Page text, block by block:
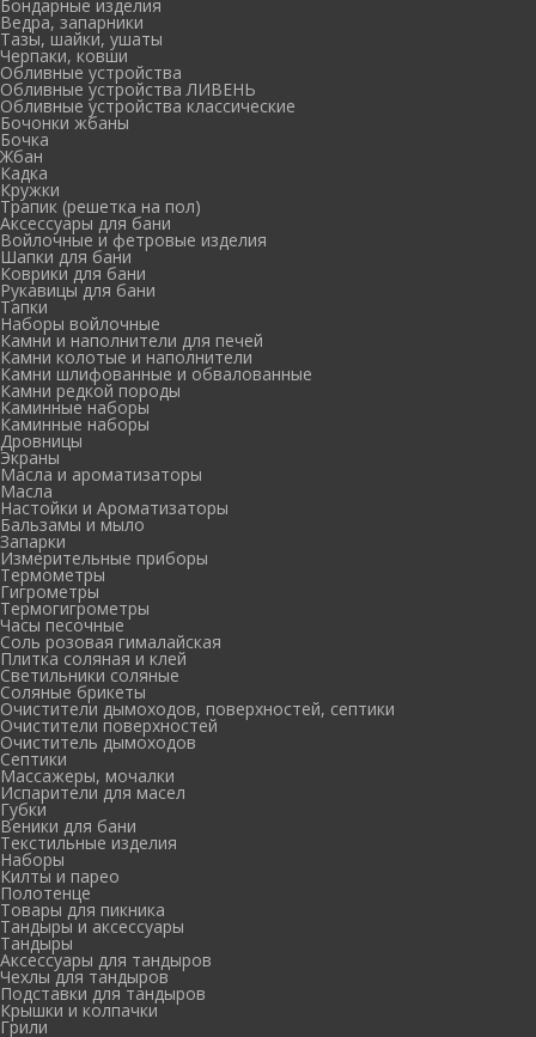
Бондарные изделия
Ведра, запарники
Тазы, шайки, ушаты
Черпаки, ковши
Обливные устройства
Обливные устройства ЛИВЕНЬ
Обливные устройства классические
Бочонки жбаны
Бочка
Жбан
Кадка
Кружки
Трапик (решетка на пол)
Аксессуары для бани
Войлочные и фетровые изделия
Шапки для бани
Коврики для бани
Рукавицы для бани
Тапки
Наборы войлочные
Камни и наполнители для печей
Камни колотые и наполнители
Камни шлифованные и обвалованные
Камни редкой породы
Каминные наборы
Каминные наборы
Дровницы
Экраны
Масла и ароматизаторы
Масла
Настойки и Ароматизаторы
Бальзамы и мыло
Запарки
Измерительные приборы
Термометры
Гигрометры
Термогигрометры
Часы песочные
Соль розовая гималайская
Плитка соляная и клей
Светильники соляные
Соляные брикеты
Очистители дымоходов, поверхностей, септики
Очистители поверхностей
Очиститель дымоходов
Септики
Массажеры, мочалки
Испарители для масел
Губки
Веники для бани
Текстильные изделия
Наборы
Килты и парео
Полотенце
Товары для пикника
Тандыры и аксессуары
Тандыры
Аксессуары для тандыров
Чехлы для тандыров
Подставки для тандыров
Крышки и колпачки
Грили